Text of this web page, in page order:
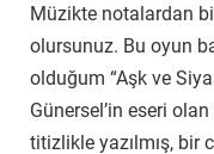
Müzikte notalardan
olursunuz. Bu oyun
olduğum “Aşk ve
Günersel’in eseri
titizlikle yazılmış, bir